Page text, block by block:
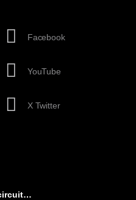
Facebook
YouTube
X Twitter